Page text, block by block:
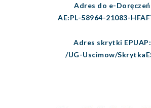
Adres do e-Doręczeń
AE:PL-58964-21083-
Adres skrytki EPUAP:
/UG-Uscimow/